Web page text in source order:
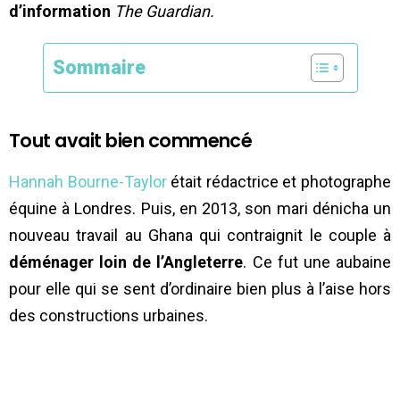
d’information The Guardian.
Sommaire
Tout avait bien commencé
Hannah Bourne-Taylorétait rédactrice et photographe
équine à Londres. Puis, en 2013, son mari dénicha un
nouveau travail au Ghana qui contraignit le couple à
déménager loin de l’Angleterre. Ce fut une aubaine
pour elle qui se sent d’ordinaire bien plus à l’aise hors
des constructions urbaines.